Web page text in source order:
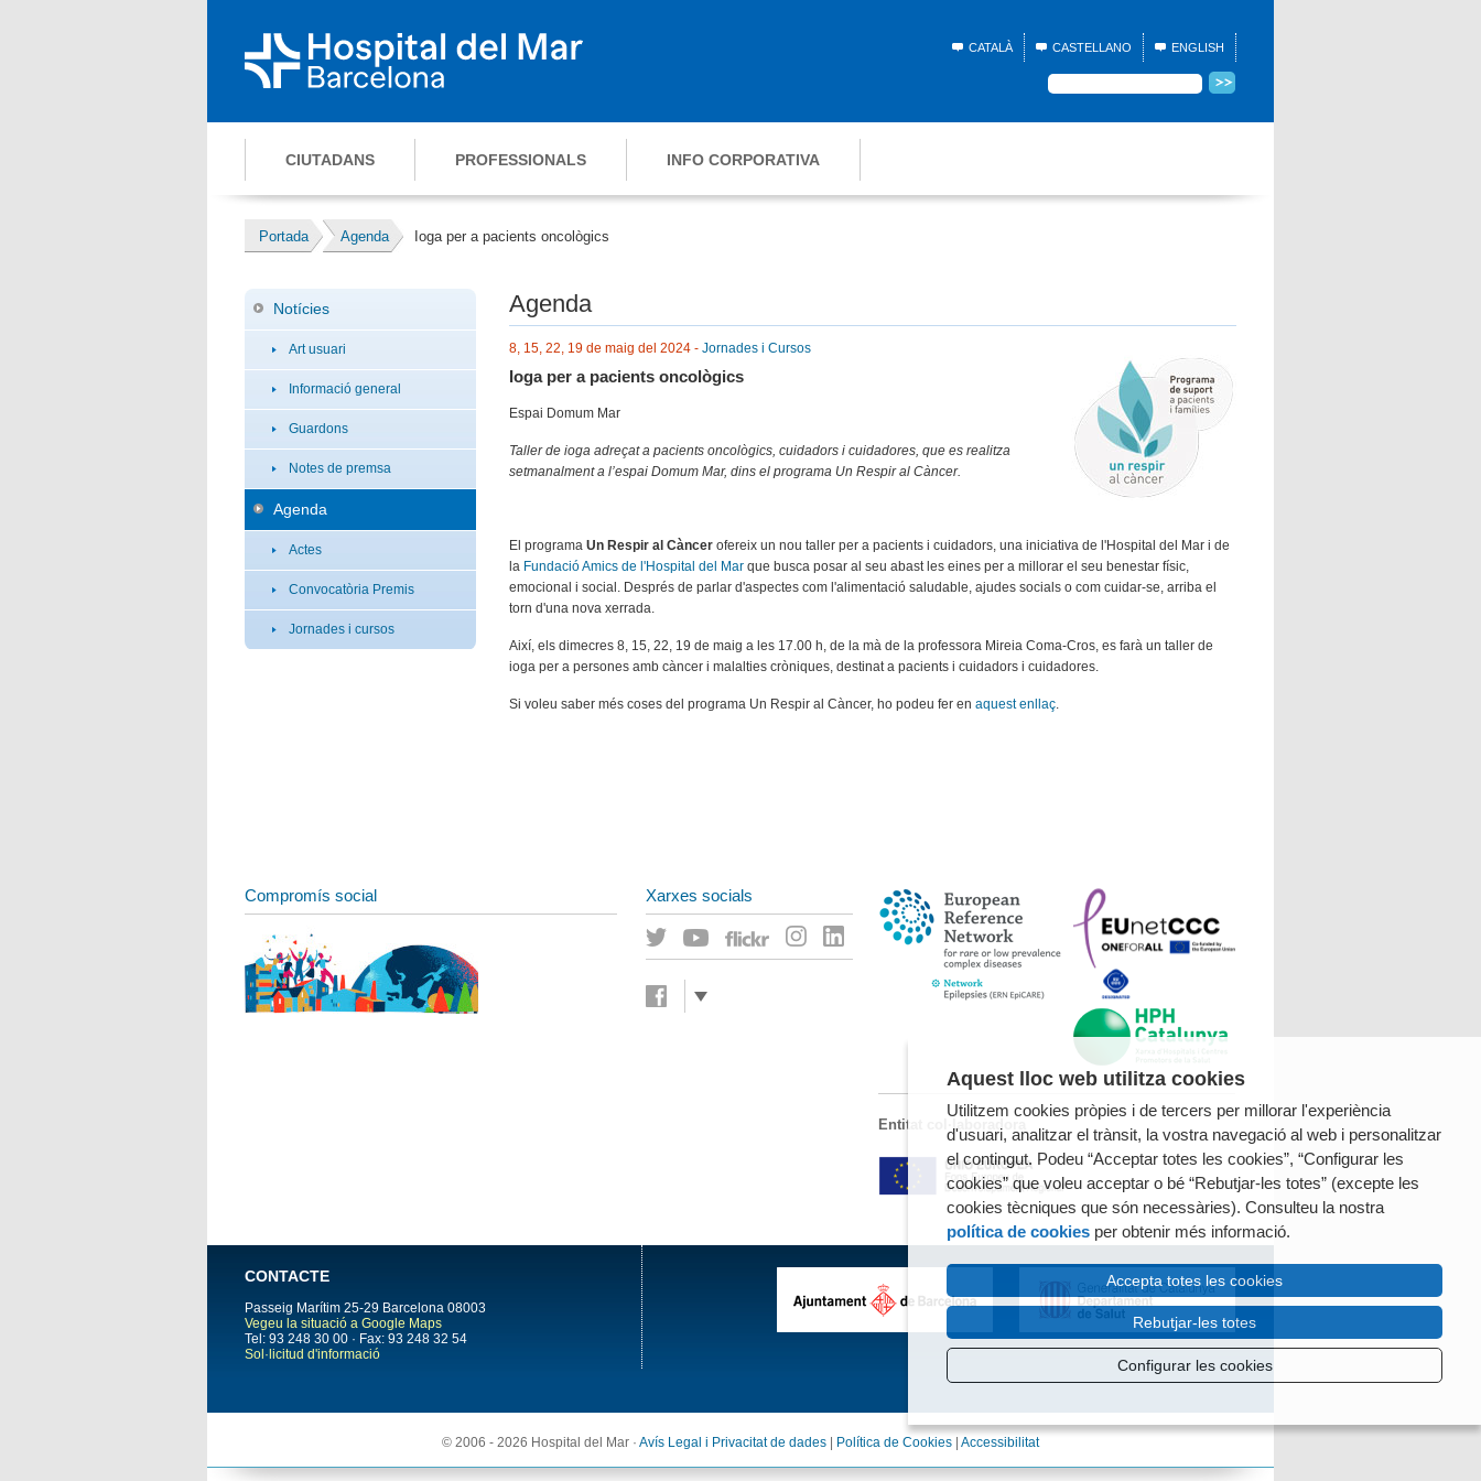
CATALÀ CASTELLANO ENGLISH
CIUTADANS PROFESSIONALS INFO CORPORATIVA
Portada Agenda Ioga per a pacients oncològics
Notícies
Art usuari
Informació general
Guardons
Notes de premsa
Agenda
Actes
Convocatòria Premis
Jornades i cursos
Agenda
8, 15, 22, 19 de maig del 2024 -Jornades i Cursos
Ioga per a pacients oncològics
Espai Domum Mar
Taller de ioga adreçat a pacients oncològics, cuidadors i cuidadores, que es realitza
setmanalment a l’espai Domum Mar, dins el programa Un Respir al Càncer.
El programaUn Respir al Càncer ofereix un nou taller per a pacients i cuidadors, una iniciativa de l'Hospital del Mar i de
la Fundació Amics de l'Hospital del Mar que busca posar al seu abast les eines per a millorar el seu benestar físic,
emocional i social. Després de parlar d'aspectes com l'alimentació saludable, ajudes socials o com cuidar-se, arriba el
torn d'una nova xerrada.
Així, els dimecres 8, 15, 22, 19 de maig a les 17.00 h, de la mà de la professora Mireia Coma-Cros, es farà un taller de
ioga per a persones amb càncer i malalties cròniques, destinat a pacients i cuidadors i cuidadores.
Si voleu saber més coses del programa Un Respir al Càncer, ho podeu fer enaquest enllaç.
Compromís social Xarxes socials
Entitat col·laboradora
CONTACTE
Passeig Marítim 25-29 Barcelona 08003
Vegeu la situació a Google Maps
Tel: 93 248 30 00 · Fax: 93 248 32 54
Sol·licitud d'informació
© 2006 - 2026 Hospital del Mar · Avís Legal i Privacitat de dades Política de Cookies Accessibilitat
Aquest lloc web utilitza cookies
Utilitzem cookies pròpies i de tercers per millorar l'experiència
d'usuari, analitzar el trànsit, la vostra navegació al web i personalitzar
el contingut. Podeu “Acceptar totes les cookies”, “Configurar les
cookies” que voleu acceptar o bé “Rebutjar-les totes” (excepte les
cookies tècniques que són necessàries). Consulteu la nostra
política de cookies per obtenir més informació.
Accepta totes les cookies
Rebutjar-les totes
Configurar les cookies